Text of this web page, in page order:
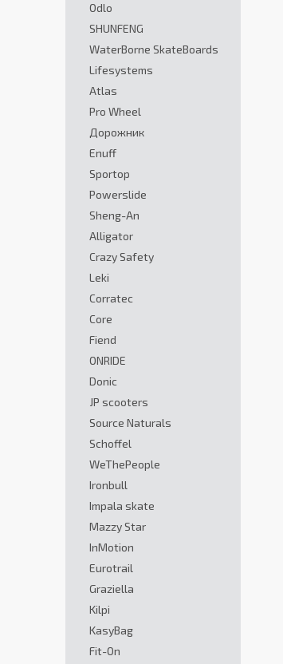
Odlo
SHUNFENG
WaterBorne SkateBoards
Lifesystems
Atlas
Pro Wheel
Дорожник
Enuff
Sportop
Powerslide
Sheng-An
Alligator
Crazy Safety
Leki
Corratec
Core
Fiend
ONRIDE
Donic
JP scooters
Source Naturals
Schoffel
WeThePeople
Ironbull
Impala skate
Mazzy Star
InMotion
Eurotrail
Graziella
Kilpi
KasyBag
Fit-On